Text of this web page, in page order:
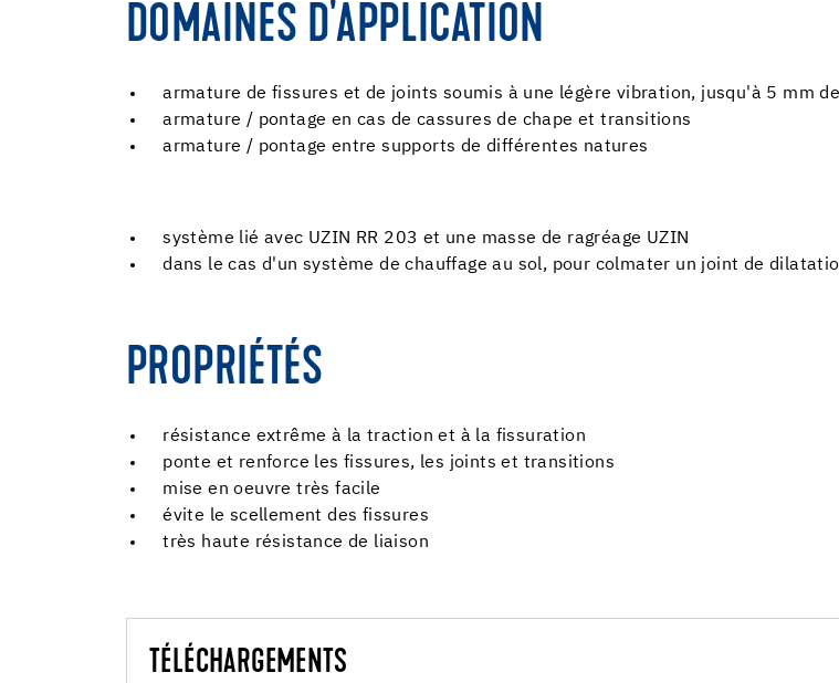
DOMAINES D'APPLICATION
armature de fissures et de joints soumis à une légère vibration, jusqu'à 5 mm
armature / pontage en cas de cassures de chape et transitions
armature / pontage entre supports de différentes natures
système lié avec UZIN RR 203 et une masse de ragréage UZIN
dans le cas d'un système de chauffage au sol, pour colmater un joint de
PROPRIÉTÉS
résistance extrême à la traction et à la fissuration
ponte et renforce les fissures, les joints et transitions
mise en oeuvre très facile
évite le scellement des fissures
très haute résistance de liaison
TÉLÉCHARGEMENTS